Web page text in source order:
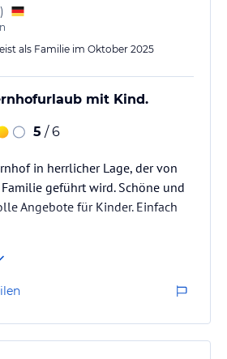
)
als Familie im Oktober 2025
mit Kind.
5 / 6
in herrlicher Lage, der von
geführt wird. Schöne und
Angebote für Kinder. Einfach